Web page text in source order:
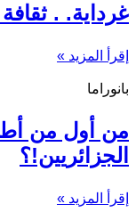
غرداية. .
إقرأ المزيد »
بانوراما
من أول من
الجزائريين!؟
إقرأ المزيد »